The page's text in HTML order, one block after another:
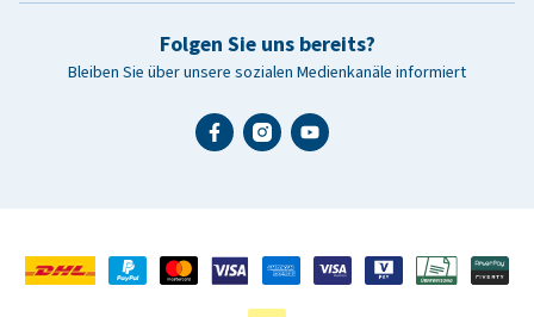
Folgen Sie uns bereits?
Bleiben Sie über unsere sozialen Medienkanäle informiert